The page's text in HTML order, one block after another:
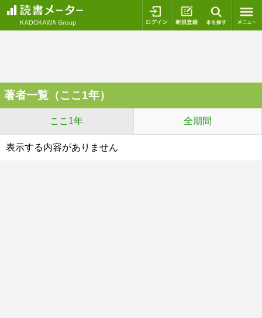
ログイン 新規登録
著者一覧（ここ1年）
ここ1年 全期間
表示する内容がありません